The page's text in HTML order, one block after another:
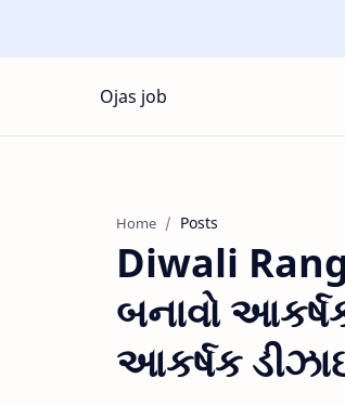
Ojas job
Home Posts
Diwali
બનાવો
આકર્ષક